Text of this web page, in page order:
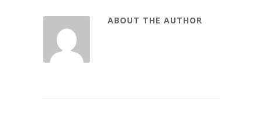
ABOUT THE AUTHOR